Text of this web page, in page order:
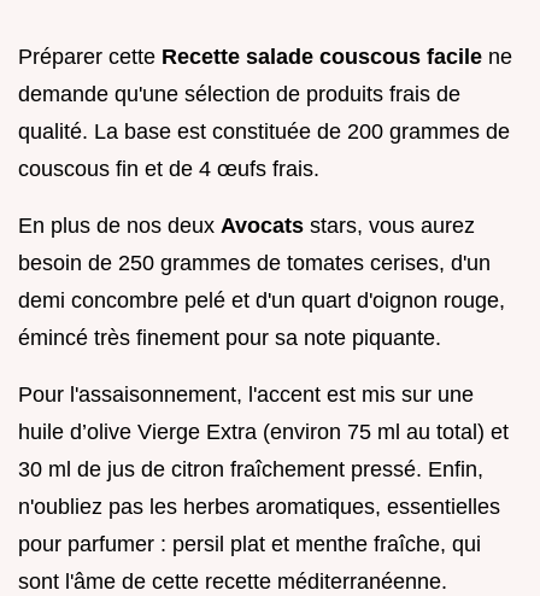
Préparer cette Recette salade couscous facile ne
demande qu'une sélection de produits frais de
qualité. La base est constituée de 200 grammes de
couscous fin et de 4 œufs frais.
En plus de nos deux Avocats stars, vous aurez
besoin de 250 grammes de tomates cerises, d'un
demi concombre pelé et d'un quart d'oignon rouge,
émincé très finement pour sa note piquante.
Pour l'assaisonnement, l'accent est mis sur une
huile d’olive Vierge Extra (environ 75 ml au total) et
30 ml de jus de citron fraîchement pressé. Enfin,
n'oubliez pas les herbes aromatiques, essentielles
pour parfumer : persil plat et menthe fraîche, qui
sont l'âme de cette recette méditerranéenne.